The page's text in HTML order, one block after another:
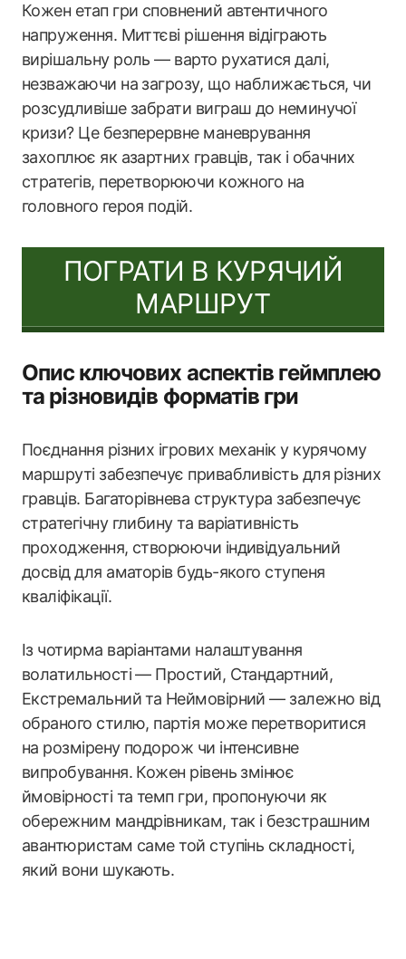
Кожен етап гри сповнений автентичного
напруження. Миттєві рішення відіграють
вирішальну роль — варто рухатися далі,
незважаючи на загрозу, що наближається, чи
розсудливіше забрати виграш до неминучої
кризи? Це безперервне маневрування
захоплює як азартних гравців, так і обачних
стратегів, перетворюючи кожного на
головного героя подій.
ПОГРАТИ В КУРЯЧИЙ
МАРШРУТ
Опис ключових аспектів геймплею
та різновидів форматів гри
Поєднання різних ігрових механік у курячому
маршруті забезпечує привабливість для різних
гравців. Багаторівнева структура забезпечує
стратегічну глибину та варіативність
проходження, створюючи індивідуальний
досвід для аматорів будь-якого ступеня
кваліфікації.
Із чотирма варіантами налаштування
волатильності — Простий, Стандартний,
Екстремальний та Неймовірний — залежно від
обраного стилю, партія може перетворитися
на розмірену подорож чи інтенсивне
випробування. Кожен рівень змінює
ймовірності та темп гри, пропонуючи як
обережним мандрівникам, так і безстрашним
авантюристам саме той ступінь складності,
який вони шукають.